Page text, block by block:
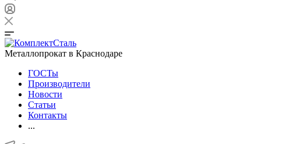
Металлопрокат в Краснодаре
ГОСТы
Производители
Новости
Статьи
Контакты
...